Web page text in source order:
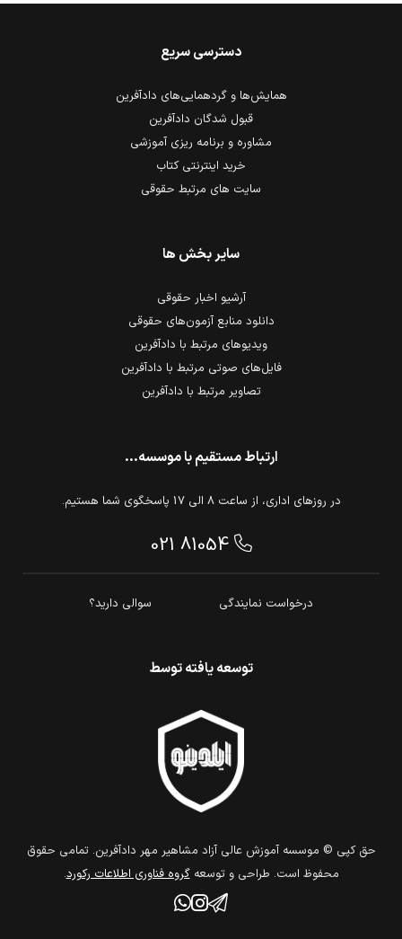
ارتباط مستقیم با موسسه...
در روزهای اداری، از ساعت 8 الی 17 پاسخگوی شما هستیم.
021 81054
درخواست نمایندگی سوالی دارید؟
دسترسی سریع
همایش‌ها و گردهمایی‌های دادآفرین
قبول شدگان دادآفرین
مشاوره و برنامه ریزی آموزشی
خرید اینترنتی کتاب
سایت های مرتبط حقوقی
سایر بخش ها
آرشیو اخبار حقوقی
دانلود منابع آزمون‌های حقوقی
ویدیوهای مرتبط با دادآفرین
فایل‌های صوتی مرتبط با دادآفرین
تصاویر مرتبط با دادآفرین
توسعه یافته توسط
حق كپي © موسسه آموزش عالی آزاد مشاهیر مهر دادآفرین. تمامي حقوق
محفوظ است. طراحي و توسعهگروه فناوري اطلاعات ركورد.